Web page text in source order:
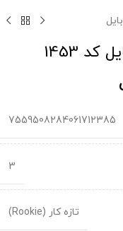
1453
7559508284061712385
3
تازه کار (Rookie)